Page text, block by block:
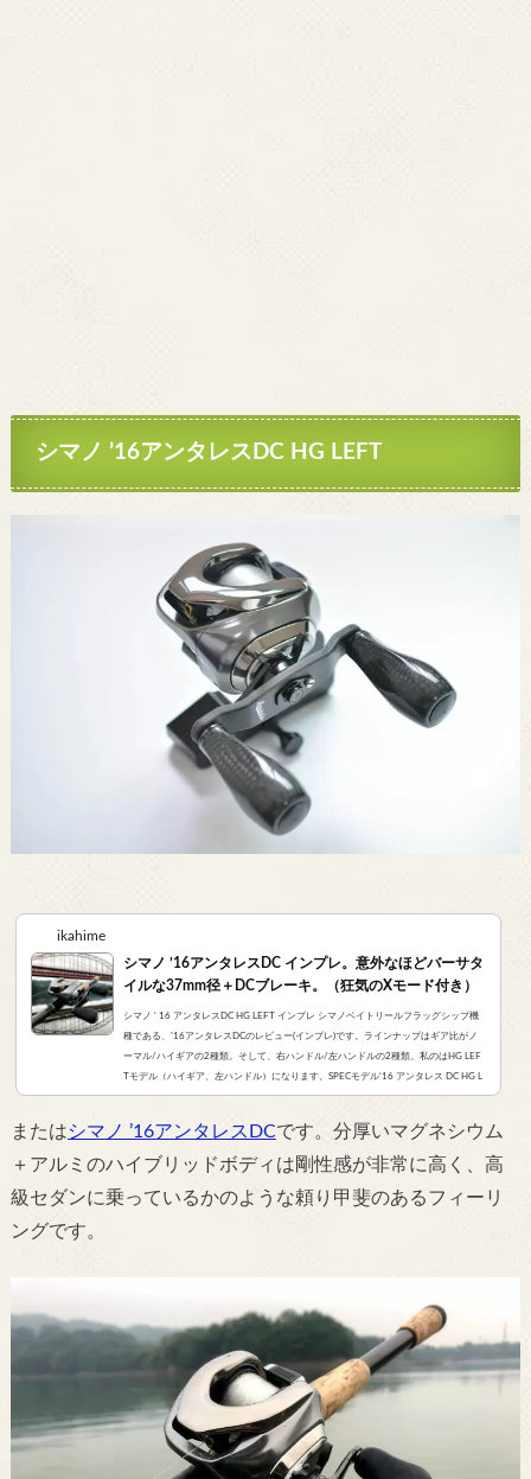
シマノ ’16アンタレスDC HG LEFT
ikahime
シマノ ’16アンタレスDC インプレ。意外なほどバーサタ
イルな37mm径＋DCブレーキ。（狂気のXモード付き）
シマノ ' 16 アンタレスDC HG LEFT インプレ シマノベイトリールフラッグシップ機
種である、’16アンタレスDCのレビュー(インプレ)です。ラインナップはギア比がノ
ーマル/ハイギアの2種類。そして、右ハンドル/左ハンドルの2種類。私のはHG LEF
Tモデル（ハイギア、左ハンドル）になります。SPECモデル‘16 アンタレス DC HG L
EFTギア比7.4:1スプール径/幅37mm/22mm最大巻上長86cm最大ドラグ力5kgライ
長84mmベアリング ボール/ローラー10/1 ディティー...
またはシマノ ’16アンタレスDCです。分厚いマグネシウム
＋アルミのハイブリッドボディは剛性感が非常に高く、高
級セダンに乗っているかのような頼り甲斐のあるフィーリ
ングです。